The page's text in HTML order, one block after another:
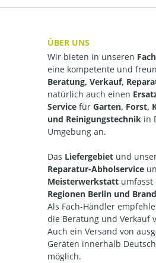
ÜBER UNS
Wir bieten in unseren
eine kompetente und
Beratung, Verkauf,
natürlich auch einen
Service für Garten, Forst,
und Reinigungstechnik in
Umgebung an.
Das Liefergebiet und
Reparatur-Abholservice
Meisterwerkstatt umfasst
Regionen Berlin und
Als Fach-Händler
die Beratung und Verkauf
Auch ein Versand von
Geräten innerhalb
möglich.